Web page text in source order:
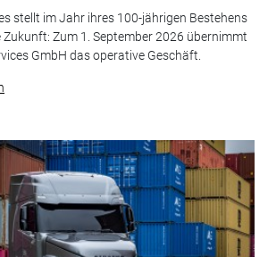
stellt im Jahr ihres 100-jährigen Bestehens
Zukunft: Zum 1. September 2026 übernimmt
GmbH das operative Geschäft.